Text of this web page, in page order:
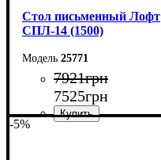
Стол письменный Лофт
СПЛ-14 (1500)
25771
7921грн
7525грн
-5%